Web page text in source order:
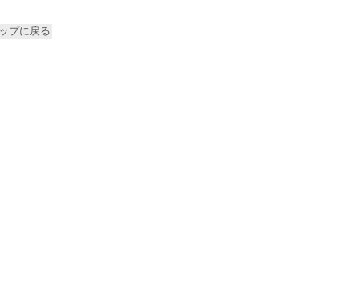
プに戻る